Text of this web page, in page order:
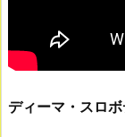
ディーマ・スロ